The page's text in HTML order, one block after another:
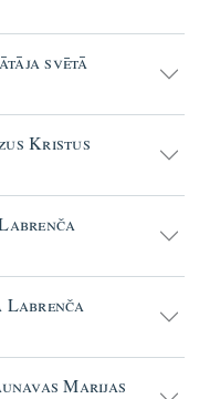
svētā
Kristus
Labrenča
Marijas